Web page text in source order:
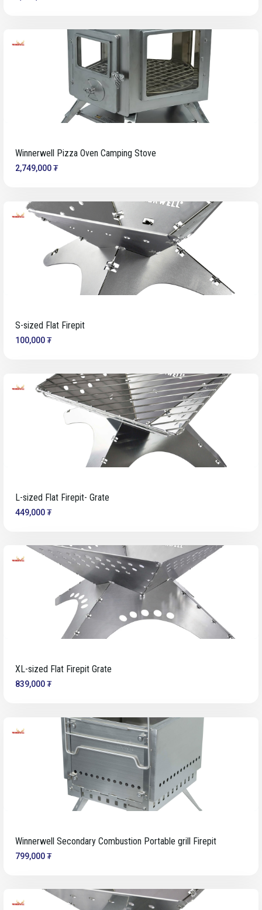
Winnerwell Pizza Oven Camping Stove
2,749,000 ₮
S-sized Flat Firepit
100,000 ₮
L-sized Flat Firepit- Grate
449,000 ₮
XL-sized Flat Firepit Grate
839,000 ₮
Winnerwell Secondary Combustion Portable grill Firepit
799,000 ₮